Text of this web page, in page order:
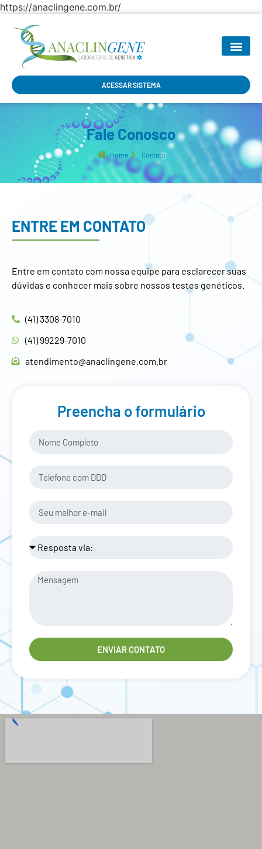
https://anaclingene.com.br/
ACESSAR SISTEMA
Fale Conosco
Home Contato
ENTRE EM CONTATO
Entre em contato com nossa equipe para esclarecer suas
dúvidas e conhecer mais sobre nossos testes genéticos.
(41) 3308-7010
(41) 99229-7010
atendimento@anaclingene.com.br
Preencha o formulário
ENVIAR CONTATO